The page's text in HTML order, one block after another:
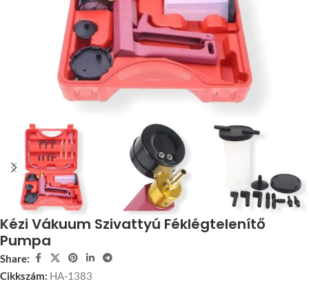
Kézi Vákuum Szivattyú Féklégtelenítő
Pumpa
Share:
Cikkszám: HA-1383